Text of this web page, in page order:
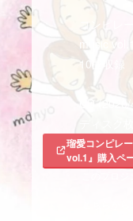
ビジネス
まちづく
CAMPFIREふ
コンピレ
music vol.1
10曲収録
CD (2020/
瑠愛コンピレ
vol.1』購入ペ